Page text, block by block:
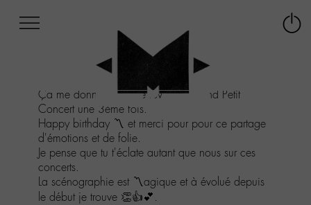
au
menu
Aller
au
contenu
Aller
Ça me donne envie de revoir le Grand Petit
Concert une 3ème fois.
Happy birthday 〽️ et merci pour pour ce partage
d'émotions et de folie.
Je pense que tu t'éclate autant que nous sur ces
concerts.
La scénographie est 〽️agique et à évolué depuis
le début je trouve 👏👍💕.